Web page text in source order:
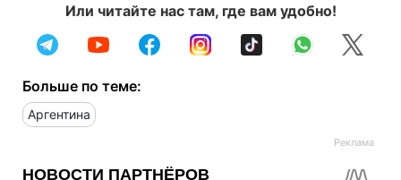
Или читайте нас там, где вам удобно!
Больше по теме:
Аргентина